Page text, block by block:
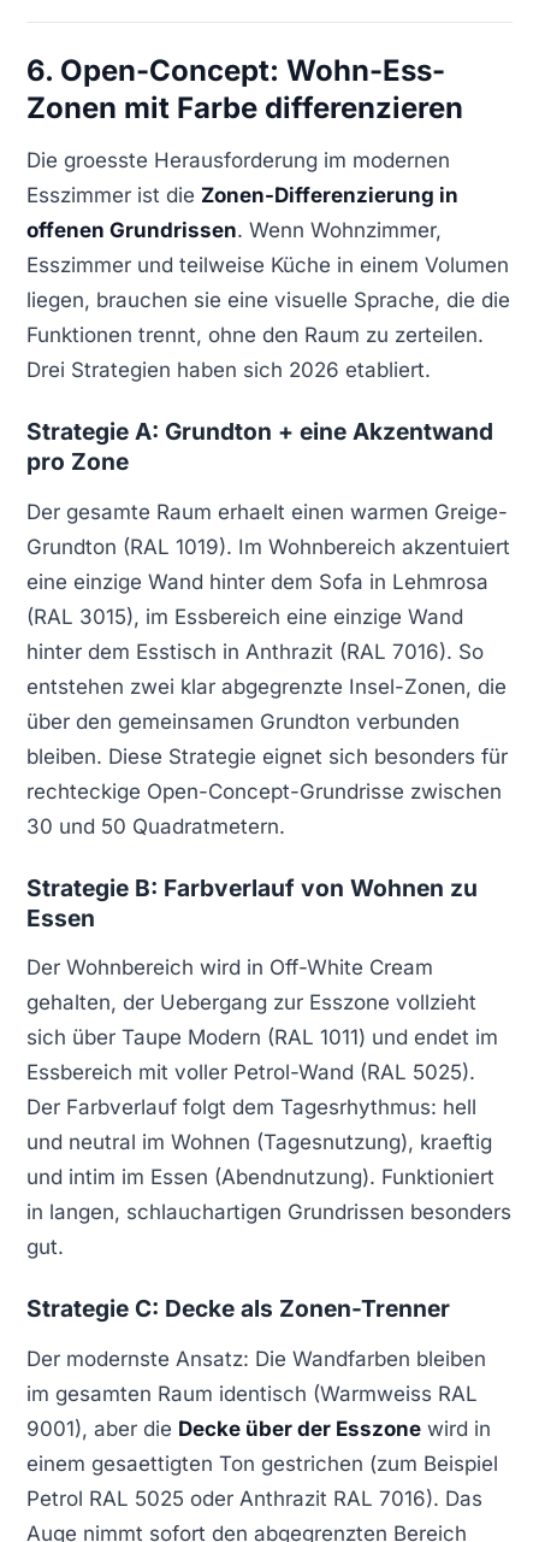
6. Open-Concept: Wohn-Ess-
Zonen mit Farbe differenzieren
Die groesste Herausforderung im modernen
Esszimmer ist die Zonen-Differenzierung in
offenen Grundrissen. Wenn Wohnzimmer,
Esszimmer und teilweise Küche in einem Volumen
liegen, brauchen sie eine visuelle Sprache, die die
Funktionen trennt, ohne den Raum zu zerteilen.
Drei Strategien haben sich 2026 etabliert.
Strategie A: Grundton + eine Akzentwand
pro Zone
Der gesamte Raum erhaelt einen warmen Greige-
Grundton (RAL 1019). Im Wohnbereich akzentuiert
eine einzige Wand hinter dem Sofa in Lehmrosa
(RAL 3015), im Essbereich eine einzige Wand
hinter dem Esstisch in Anthrazit (RAL 7016). So
entstehen zwei klar abgegrenzte Insel-Zonen, die
über den gemeinsamen Grundton verbunden
bleiben. Diese Strategie eignet sich besonders für
rechteckige Open-Concept-Grundrisse zwischen
30 und 50 Quadratmetern.
Strategie B: Farbverlauf von Wohnen zu
Essen
Der Wohnbereich wird in Off-White Cream
gehalten, der Uebergang zur Esszone vollzieht
sich über Taupe Modern (RAL 1011) und endet im
Essbereich mit voller Petrol-Wand (RAL 5025).
Der Farbverlauf folgt dem Tagesrhythmus: hell
und neutral im Wohnen (Tagesnutzung), kraeftig
und intim im Essen (Abendnutzung). Funktioniert
in langen, schlauchartigen Grundrissen besonders
gut.
Strategie C: Decke als Zonen-Trenner
Der modernste Ansatz: Die Wandfarben bleiben
im gesamten Raum identisch (Warmweiss RAL
9001), aber die Decke über der Esszone wird in
einem gesaettigten Ton gestrichen (zum Beispiel
Petrol RAL 5025 oder Anthrazit RAL 7016). Das
Auge nimmt sofort den abgegrenzten Bereich